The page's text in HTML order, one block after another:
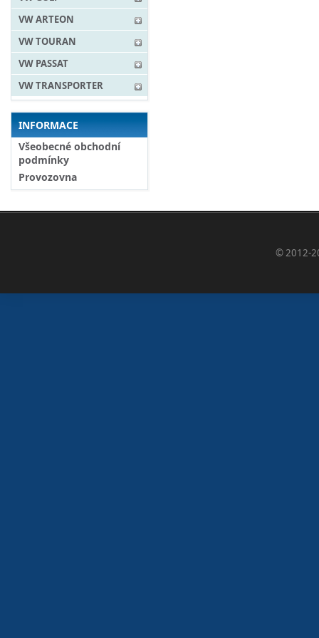
VW ARTEON
VW TOURAN
VW PASSAT
VW TRANSPORTER
INFORMACE
Všeobecné obchodní
podmínky
Provozovna
© 2012-